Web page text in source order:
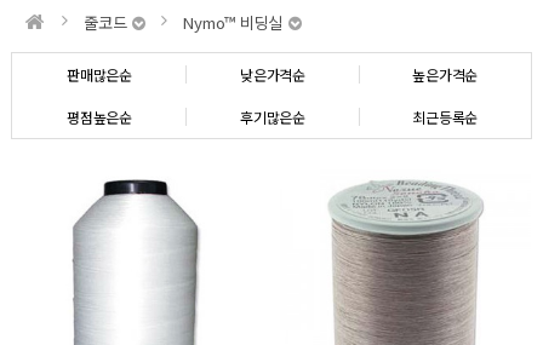
줄코드 Nymo™ 비딩실
판매많은순 낮은가격순 높은가격순
평점높은순 후기많은순 최근등록순